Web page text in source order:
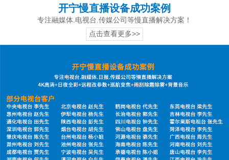
开宁慢直播设备成功案例
专注融媒体.电视台.传媒公司等慢直播解决方案！
点击查看更多>>